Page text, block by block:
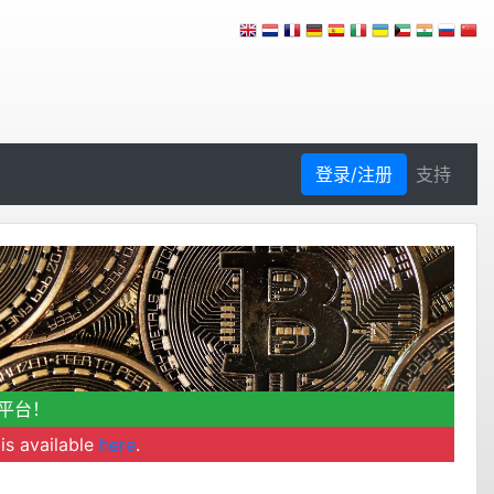
登录/注册 支持
！
available here.